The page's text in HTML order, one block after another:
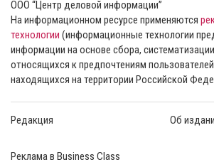
ООО “Центр деловой информации”
На информационном ресурсе применяются
технологии (информационные технологии
информации на основе сбора,
относящихся к предпочтениям
находящихся на территории Российской
Редакция Об
Реклама в Business Class